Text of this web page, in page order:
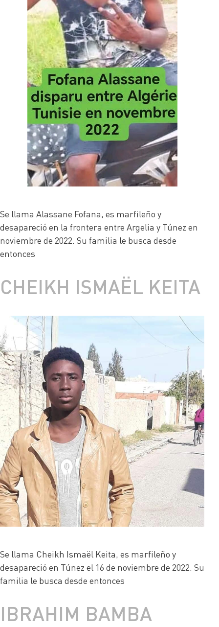
Se llama Alassane Fofana, es marfileño y
desapareció en la frontera entre Argelia y Túnez en
noviembre de 2022. Su familia le busca desde
entonces
CHEIKH ISMAËL KEITA
Se llama Cheikh Ismaël Keita, es marfileño y
desapareció en Túnez el 16 de noviembre de 2022. Su
familia le busca desde entonces
IBRAHIM BAMBA